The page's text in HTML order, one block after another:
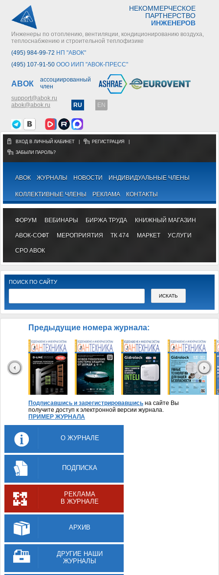
НЕКОММЕРЧЕСКОЕ
ПАРТНЕРСТВО
ИНЖЕНЕРОВ
Инженеры по отоплению, вентиляции, кондиционированию воздуха,
теплоснабжению и строительной теплофизике
(495) 984-99-72 НП "АВОК"
(495) 107-91-50 ООО ИИП "АВОК-ПРЕСС"
АВОК
ассоциированный
член
support@abok.ru
abok@abok.ru
RU EN
ВХОД В ЛИЧНЫЙ КАБИНЕТ РЕГИСТРАЦИЯ
ЗАБЫЛИ ПАРОЛЬ?
АВОК ЖУРНАЛЫ НОВОСТИ ИНДИВИДУАЛЬНЫЕ ЧЛЕНЫ
КОЛЛЕКТИВНЫЕ ЧЛЕНЫ РЕКЛАМА КОНТАКТЫ
ФОРУМ ВЕБИНАРЫ БИРЖА ТРУДА КНИЖНЫЙ МАГАЗИН
АВОК-СОФТ МЕРОПРИЯТИЯ ТК 474 МАРКЕТ УСЛУГИ
СРО АВОК
ПОИСК ПО САЙТУ
Предыдущие номера журнала:
Подписавшись и зарегистрировавшись на сайте Вы
получите доступ к электронной версии журнала.
ПРИМЕР ЖУРНАЛА
О ЖУРНАЛЕ
ПОДПИСКА
РЕКЛАМА
В ЖУРНАЛЕ
АРХИВ
ДРУГИЕ НАШИ
ЖУРНАЛЫ